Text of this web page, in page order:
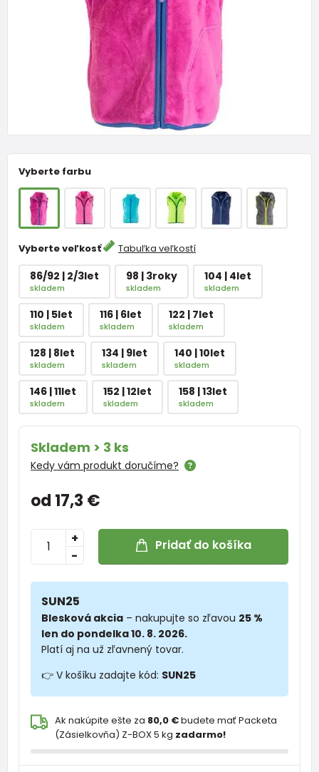
Vyberte farbu
Vyberte veľkosť Tabuľka veľkostí
86/92 | 2/3let
skladem
98 | 3roky
skladem
104 | 4let
skladem
110 | 5let
skladem
116 | 6let
skladem
122 | 7let
skladem
128 | 8let
skladem
134 | 9let
skladem
140 | 10let
skladem
146 | 11let
skladem
152 | 12let
skladem
158 | 13let
skladem
Skladem > 3 ks
Kedy vám produkt doručíme?
od 17,3 €
-
+ Pridať do košíka
SUN25
Blesková akcia – nakupujte so zľavou 25 %
len do pondelka 10. 8. 2026.
Platí aj na už zľavnený tovar.
👉 V košíku zadajte kód: SUN25
Ak nakúpite ešte za 80,0 €budete mať Packeta
(Zásielkovňa) Z-BOX 5 kg zadarmo!